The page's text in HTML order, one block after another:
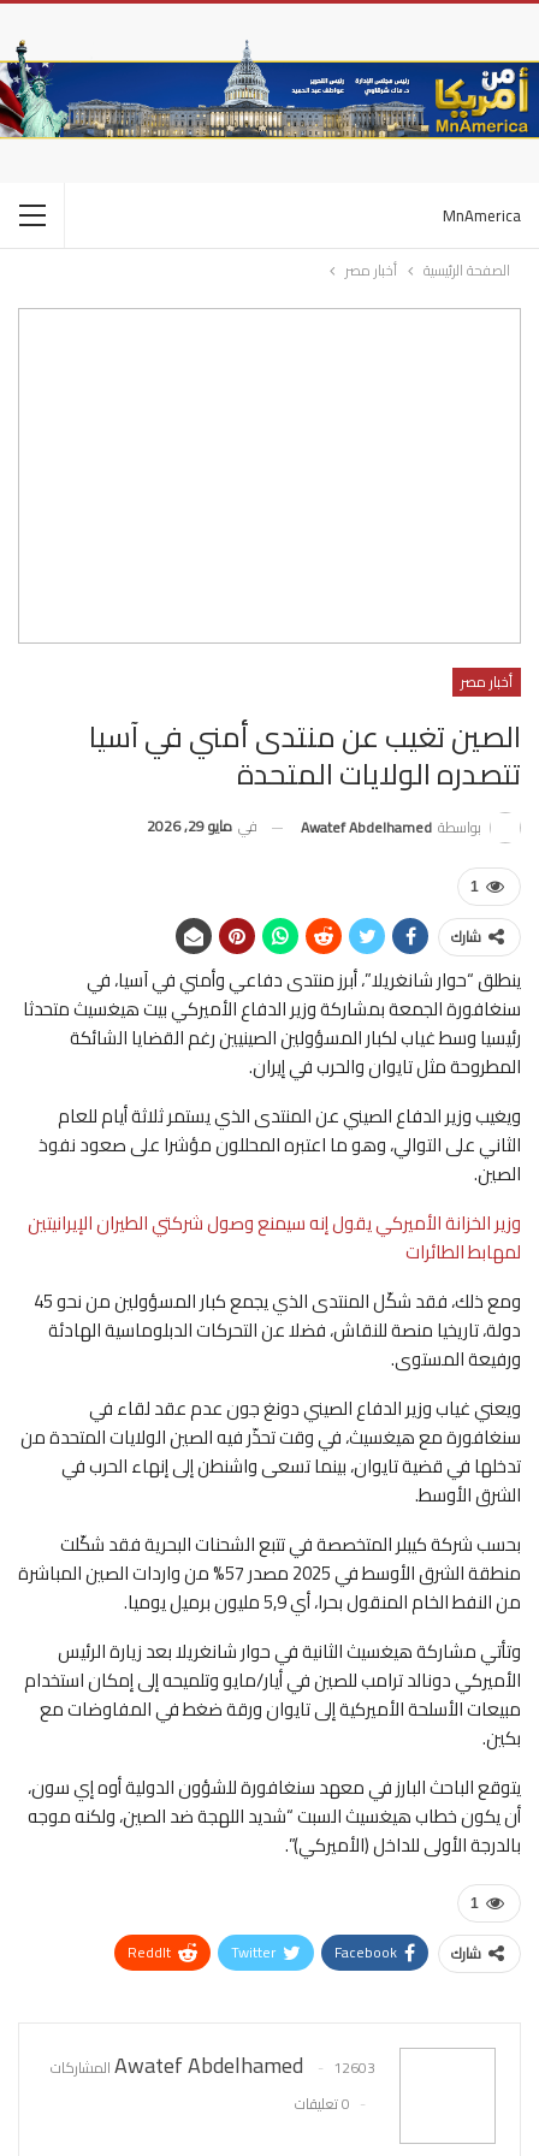
MnAmerica
الصفحة الرئيسية أخبار مصر
أخبار مصر
الصين تغيب عن منتدى أمني في آسيا
تتصدره الولايات المتحدة
بواسطة Awatef Abdelhamed في مايو 29, 2026
1
شارك
ينطلق “حوار شانغريلا”، أبرز منتدى دفاعي وأمني في آسيا، في
سنغافورة الجمعة بمشاركة وزير الدفاع الأميركي بيت هيغسيث متحدثا
رئيسيا وسط غياب لكبار المسؤولين الصينيين رغم القضايا الشائكة
المطروحة مثل تايوان والحرب في إيران.
ويغيب وزير الدفاع الصيني عن المنتدى الذي يستمر ثلاثة أيام للعام
الثاني على التوالي، وهو ما اعتبره المحللون مؤشرا على صعود نفوذ
الصين.
وزير الخزانة الأميركي يقول إنه سيمنع وصول شركتي الطيران الإيرانيتين
لمهابط الطائرات
ومع ذلك، فقد شكّل المنتدى الذي يجمع كبار المسؤولين من نحو 45
دولة، تاريخيا منصة للنقاش، فضلا عن التحركات الدبلوماسية الهادئة
ورفيعة المستوى.
ويعني غياب وزير الدفاع الصيني دونغ جون عدم عقد لقاء في
سنغافورة مع هيغسيث، في وقت تحذّر فيه الصين الولايات المتحدة من
تدخلها في قضية تايوان، بينما تسعى واشنطن إلى إنهاء الحرب في
الشرق الأوسط.
بحسب شركة كيبلر المتخصصة في تتبع الشحنات البحرية فقد شكّلت
منطقة الشرق الأوسط في 2025 مصدر 57% من واردات الصين المباشرة
من النفط الخام المنقول بحرا، أي 5,9 مليون برميل يوميا.
وتأتي مشاركة هيغسيث الثانية في حوار شانغريلا بعد زيارة الرئيس
الأميركي دونالد ترامب للصين في أيار/مايو وتلميحه إلى إمكان استخدام
مبيعات الأسلحة الأميركية إلى تايوان ورقة ضغط في المفاوضات مع
بكين.
يتوقع الباحث البارز في معهد سنغافورة للشؤون الدولية أوه إي سون،
أن يكون خطاب هيغسيث السبت “شديد اللهجة ضد الصين، ولكنه موجه
بالدرجة الأولى للداخل (الأميركي)”.
1
شارك Facebook
Twitter
ReddIt
Awatef Abdelhamed
12603 المشاركات
0 تعليقات